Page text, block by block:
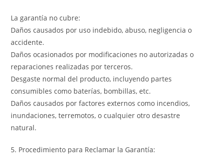
La garantía no cubre:
Daños causados por uso indebido, abuso, negligencia o
accidente.
Daños ocasionados por modificaciones no autorizadas o
reparaciones realizadas por terceros.
Desgaste normal del producto, incluyendo partes
consumibles como baterías, bombillas, etc.
Daños causados por factores externos como incendios,
inundaciones, terremotos, o cualquier otro desastre
natural.
5. Procedimiento para Reclamar la Garantía: